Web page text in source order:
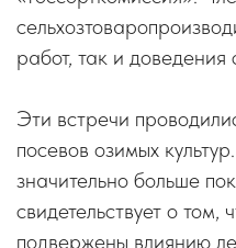
работ, так и доведения
Эти встречи
посевов озимых
значительно больше
свидетельствует о
подвержены влиянию